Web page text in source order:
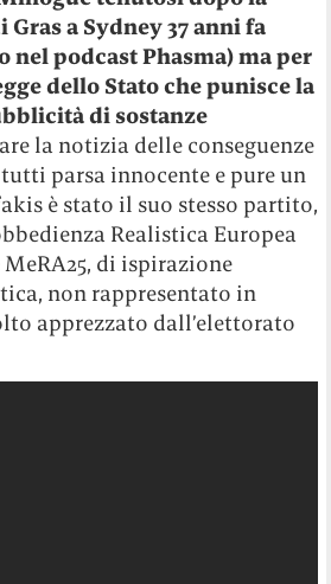
a Sydney 37 anni fa
nel podcast Phasma) ma per
dello Stato che punisce la
di sostanze
la notizia delle conseguenze
parsa innocente e pure un
è stato il suo stesso partito,
Realistica Europea
di ispirazione
non rappresentato in
apprezzato dall’elettorato